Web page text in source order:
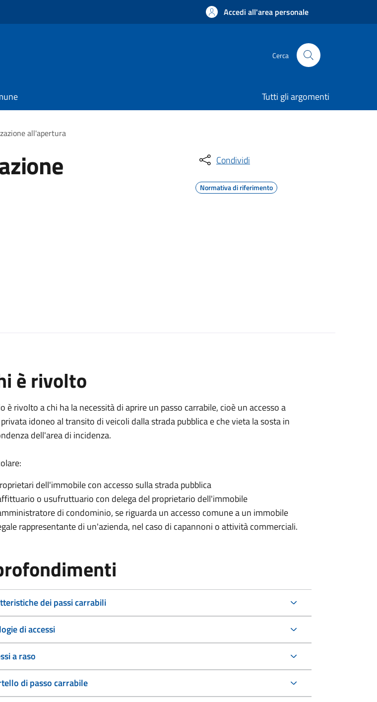
Accedi all'area personale
Cerca
Tutti gli argomenti
all'apertura
Condividi
Normativa di riferimento
è rivolto
è rivolto a chi ha la necessità di aprire un passo carrabile, cioè un accesso a
idoneo al transito di veicoli dalla strada pubblica e che vieta la sosta in
dell'area di incidenza.
dell'immobile con accesso sulla strada pubblica
o usufruttuario con delega del proprietario dell'immobile
di condominio, se riguarda un accesso comune a un immobile
rappresentante di un'azienda, nel caso di capannoni o attività commerciali.
dei passi carrabili
di accessi
a raso
di passo carrabile